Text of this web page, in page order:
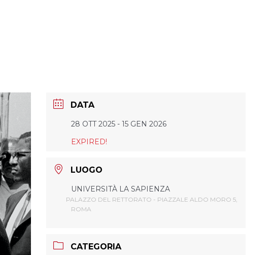
DATA
28 OTT 2025- 15 GEN 2026
EXPIRED!
LUOGO
UNIVERSITÀ LA SAPIENZA
PALAZZO DEL RETTORATO - PIAZZALE ALDO MORO 5,
ROMA
CATEGORIA